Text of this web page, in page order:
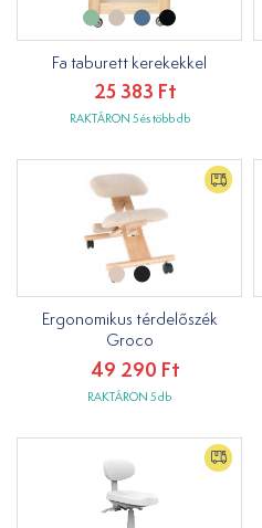
Fa taburett kerekekkel
25 383 Ft
RAKTÁRON 5 és több db
Ergonomikus térdelőszék
Groco
49 290 Ft
RAKTÁRON 5 db